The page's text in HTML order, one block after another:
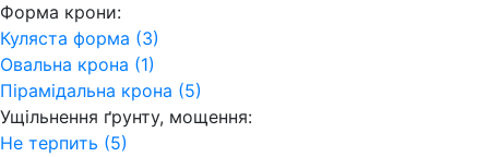
Форма крони:
Куляста форма (3)
Овальна крона (1)
Пірамідальна крона (5)
Ущільнення ґрунту, мощення:
Не терпить (5)